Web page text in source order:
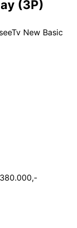
(3P)
New Basic